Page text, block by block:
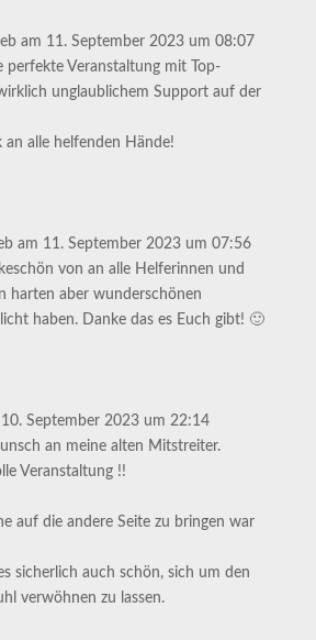
am 11. September 2023 um 08:07
perfekte Veranstaltung mit Top-
unglaublichem Support auf der
an alle helfenden Hände!
am 11. September 2023 um 07:56
von an alle Helferinnen und
harten aber wunderschönen
haben. Danke das es Euch gibt! 🙂
10. September 2023 um 22:14
an meine alten Mitstreiter.
Veranstaltung !!
auf die andere Seite zu bringen war
sicherlich auch schön, sich um den
verwöhnen zu lassen.